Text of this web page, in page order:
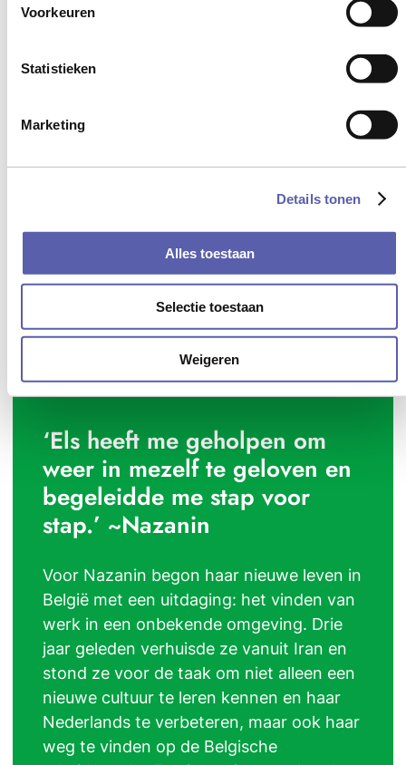
Voorkeuren
Statistieken
Marketing
Details tonen
Alles toestaan
Selectie toestaan
Weigeren
terug aan de slag.
Ik ervaar veel stress op het werk, hoe
Ik twijfel of mijn huidige job nog een
‘Els heeft me geholpen om
weer in mezelf te geloven en
begeleidde me stap voor
stap.’ ~Nazanin
Voor Nazanin begon haar nieuwe leven in
België met een uitdaging: het vinden van
werk in een onbekende omgeving. Drie
jaar geleden verhuisde ze vanuit Iran en
stond ze voor de taak om niet alleen een
nieuwe cultuur te leren kennen en haar
Nederlands te verbeteren, maar ook haar
weg te vinden op de Belgische